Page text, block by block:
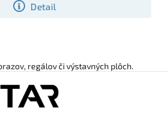
Detail
regálov či výstavných plôch.